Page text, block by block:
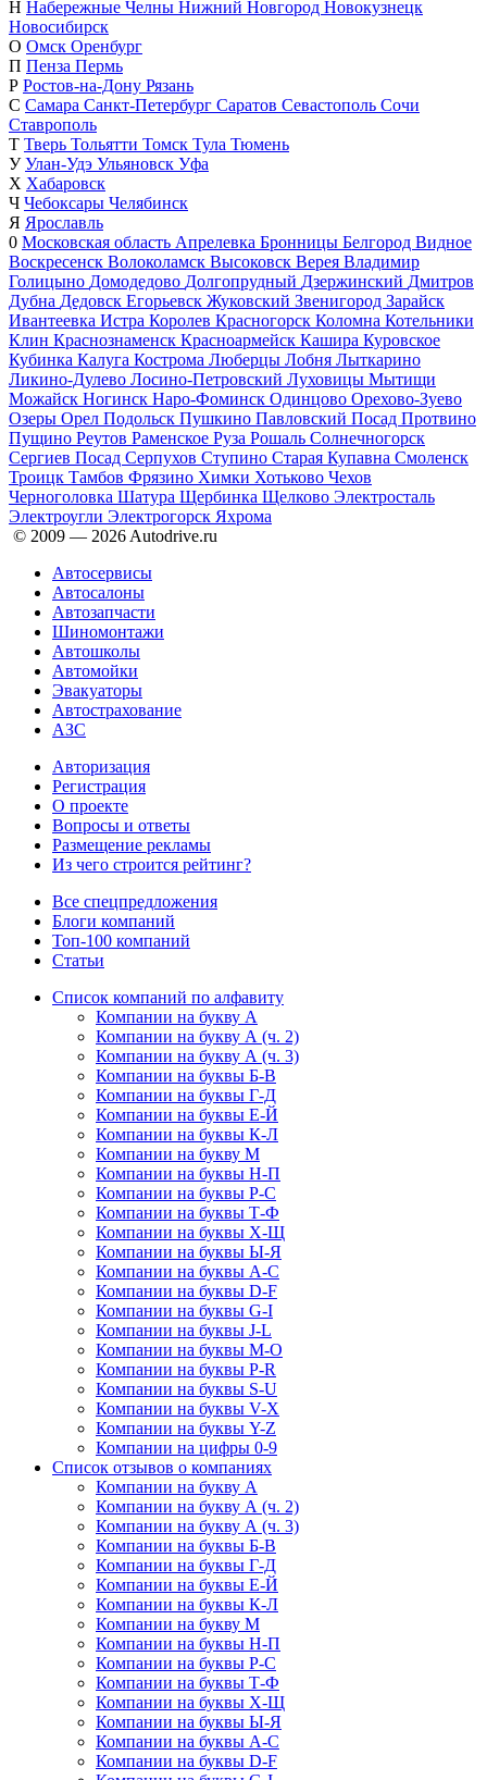
Н Набережные Челны Нижний Новгород Новокузнецк
Новосибирск
О Омск Оренбург
П Пенза Пермь
Р Ростов-на-Дону Рязань
С Самара Санкт-Петербург Саратов Севастополь Сочи
Ставрополь
Т Тверь Тольятти Томск Тула Тюмень
У Улан-Удэ Ульяновск Уфа
Х Хабаровск
Ч Чебоксары Челябинск
Я Ярославль
0 Московская область Апрелевка Бронницы Белгород Видное
Воскресенск Волоколамск Высоковск Верея Владимир
Голицыно Домодедово Долгопрудный Дзержинский Дмитров
Дубна Дедовск Егорьевск Жуковский Звенигород Зарайск
Ивантеевка Истра Королев Красногорск Коломна Котельники
Клин Краснознаменск Красноармейск Кашира Куровское
Кубинка Калуга Кострома Люберцы Лобня Лыткарино
Ликино-Дулево Лосино-Петровский Луховицы Мытищи
Можайск Ногинск Наро-Фоминск Одинцово Орехово-Зуево
Озеры Орел Подольск Пушкино Павловский Посад Протвино
Пущино Реутов Раменское Руза Рошаль Солнечногорск
Сергиев Посад Серпухов Ступино Старая Купавна Смоленск
Троицк Тамбов Фрязино Химки Хотьково Чехов
Черноголовка Шатура Щербинка Щелково Электросталь
Электроугли Электрогорск Яхрома
© 2009 — 2026 Autodrive.ru
Автосервисы
Автосалоны
Автозапчасти
Шиномонтажи
Автошколы
Автомойки
Эвакуаторы
Автострахование
АЗС
Авторизация
Регистрация
О проекте
Вопросы и ответы
Размещение рекламы
Из чего строится рейтинг?
Все спецпредложения
Блоги компаний
Топ-100 компаний
Статьи
Список компаний по алфавиту
Компании на букву А
Компании на букву А (ч. 2)
Компании на букву А (ч. 3)
Компании на буквы Б-В
Компании на буквы Г-Д
Компании на буквы Е-Й
Компании на буквы К-Л
Компании на букву М
Компании на буквы Н-П
Компании на буквы Р-С
Компании на буквы Т-Ф
Компании на буквы Х-Щ
Компании на буквы Ы-Я
Компании на буквы A-C
Компании на буквы D-F
Компании на буквы G-I
Компании на буквы J-L
Компании на буквы M-O
Компании на буквы P-R
Компании на буквы S-U
Компании на буквы V-X
Компании на буквы Y-Z
Компании на цифры 0-9
Список отзывов о компаниях
Компании на букву А
Компании на букву А (ч. 2)
Компании на букву А (ч. 3)
Компании на буквы Б-В
Компании на буквы Г-Д
Компании на буквы Е-Й
Компании на буквы К-Л
Компании на букву М
Компании на буквы Н-П
Компании на буквы Р-С
Компании на буквы Т-Ф
Компании на буквы Х-Щ
Компании на буквы Ы-Я
Компании на буквы A-C
Компании на буквы D-F